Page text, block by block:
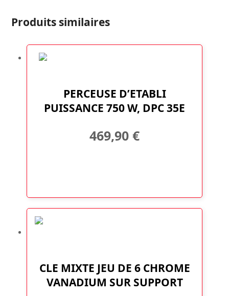
TwitterFacebookLinkedInEmail
Produits similaires
PERCEUSE D’ETABLI
PUISSANCE 750 W, DPC 35E
469,90 €
CLE MIXTE JEU DE 6 CHROME
VANADIUM SUR SUPPORT